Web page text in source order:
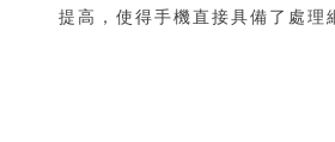
提高，使得手機直接具備了處理